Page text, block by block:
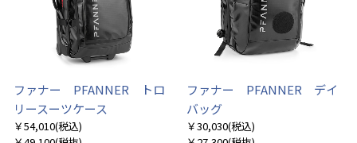
ファナー PFANNER トロ
リースーツケース
￥54,010(税込)
ファナー PFANNER デイ
バッグ
￥30,030(税込)